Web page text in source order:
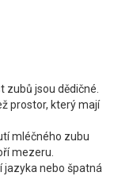
zubů jsou dědičné.
prostor, který mají
mléčného zubu
mezeru.
jazyka nebo špatná